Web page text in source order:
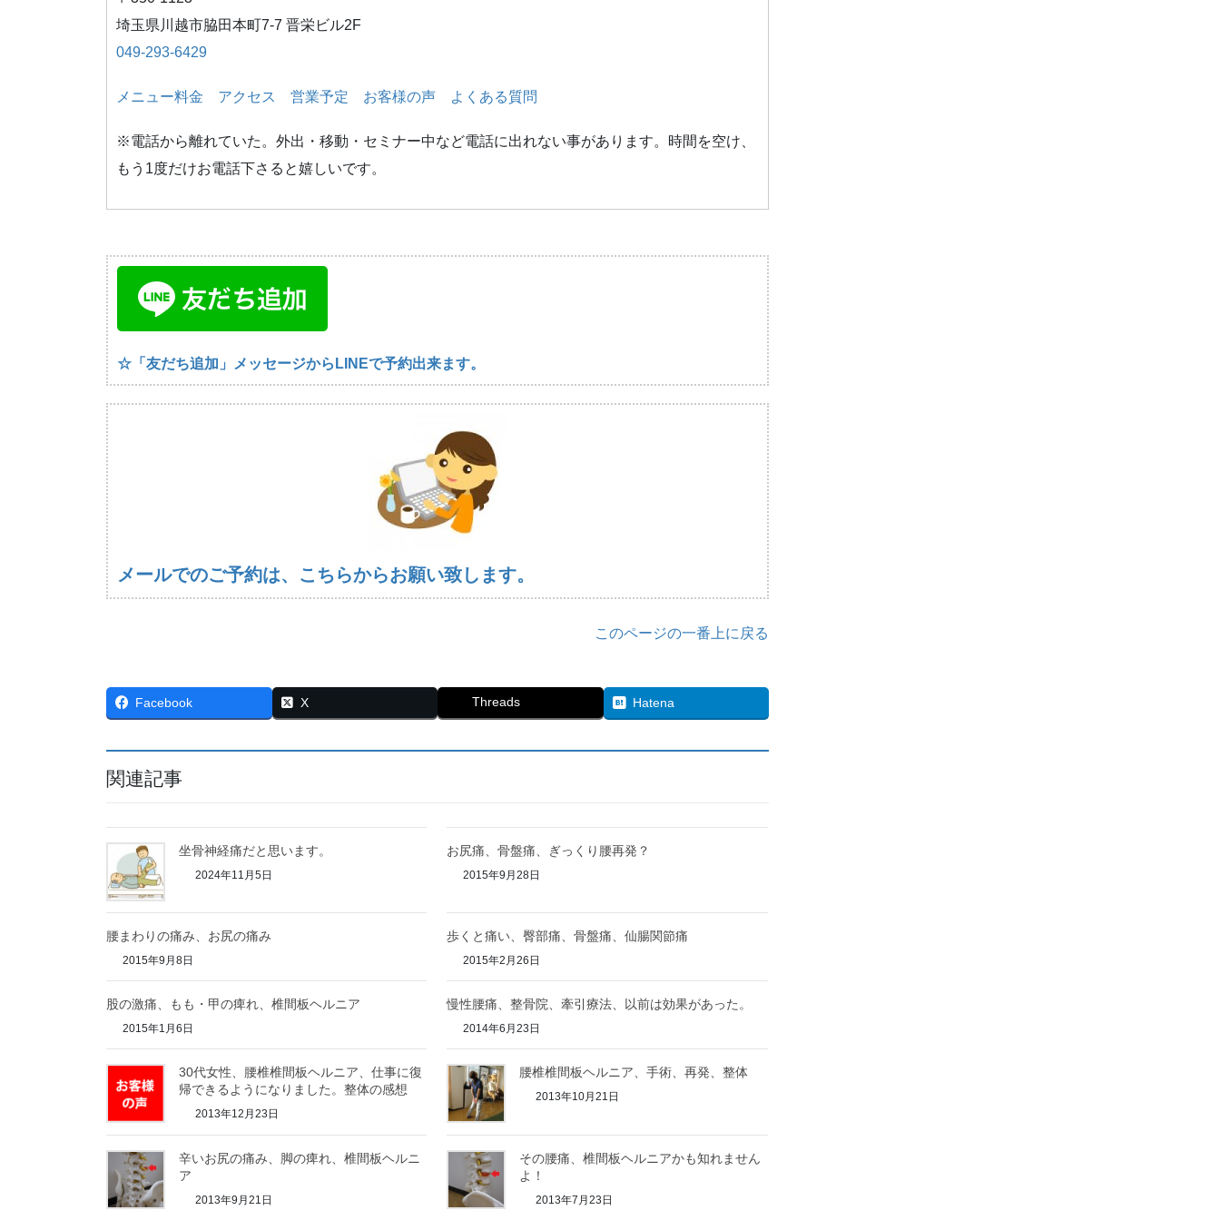
埼玉県川越市脇田本町7-7 晋栄ビル2F
049-293-6429
メニュー料金 アクセス 営業予定 お客様の声 よくある質問
※電話から離れていた。外出・移動・セミナー中など電話に出れない事があります。時間を空け、
もう1度だけお電話下さると嬉しいです。
☆「友だち追加」メッセージからLINEで予約出来ます。
メールでのご予約は、こちらからお願い致します。
このページの一番上に戻る
Facebook X Threads Hatena
関連記事
坐骨神経痛だと思います。
2024年11月5日
お尻痛、骨盤痛、ぎっくり腰再発？
2015年9月28日
腰まわりの痛み、お尻の痛み
2015年9月8日
歩くと痛い、臀部痛、骨盤痛、仙腸関節痛
2015年2月26日
股の激痛、もも・甲の痺れ、椎間板ヘルニア
2015年1月6日
慢性腰痛、整骨院、牽引療法、以前は効果があった。
2014年6月23日
30代女性、腰椎椎間板ヘルニア、仕事に復
帰できるようになりました。整体の感想
2013年12月23日
腰椎椎間板ヘルニア、手術、再発、整体
2013年10月21日
辛いお尻の痛み、脚の痺れ、椎間板ヘルニ
ア
2013年9月21日
その腰痛、椎間板ヘルニアかも知れません
よ！
2013年7月23日